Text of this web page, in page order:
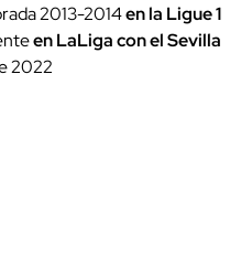
2013-2014en la Ligue 1
en LaLiga con el Sevilla
2022